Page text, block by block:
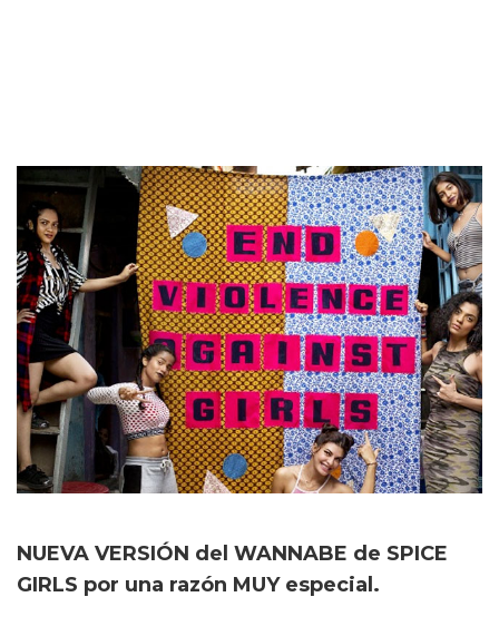
NUEVA VERSIÓN del WANNABE de SPICE
GIRLS por una razón MUY especial.